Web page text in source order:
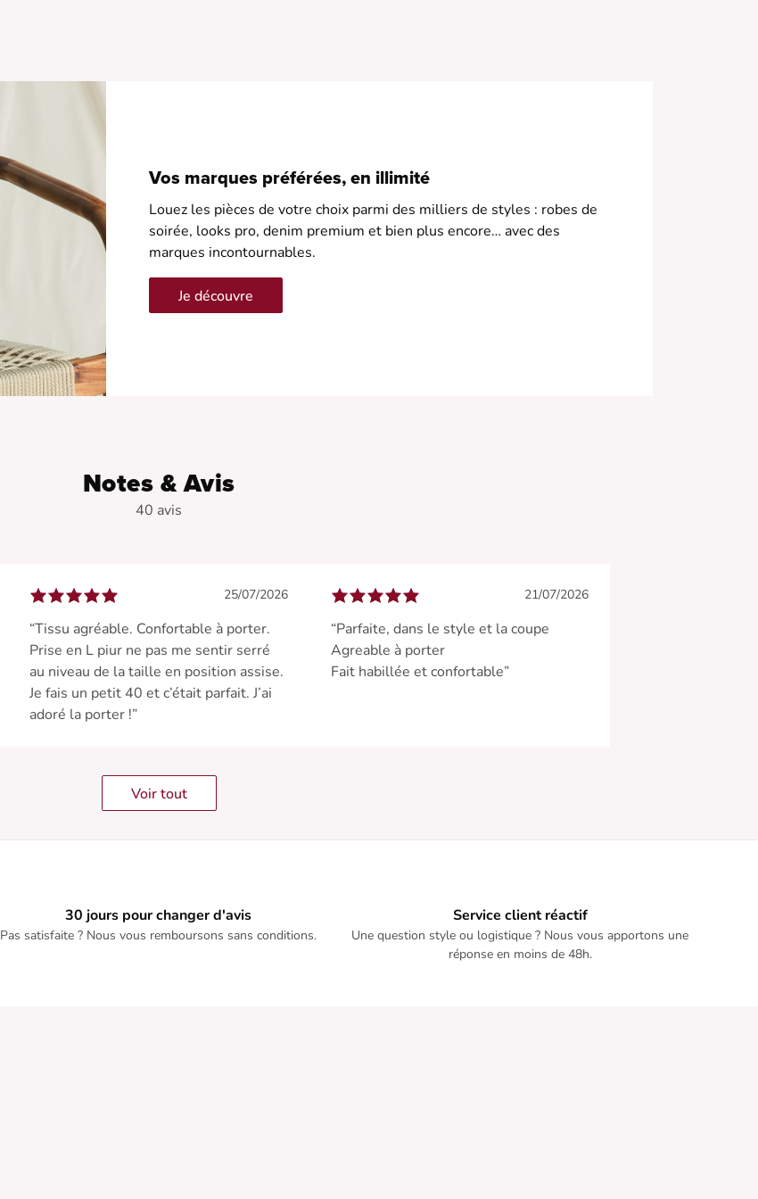
Vos marques préférées, en illimité
Louez les pièces de votre choix parmi des milliers de styles : robes de
soirée, looks pro, denim premium et bien plus encore… avec des
marques incontournables.
Je découvre
Notes & Avis
40 avis
25/07/2026
“Tissu agréable. Confortable à porter.
Prise en L piur ne pas me sentir serré
au niveau de la taille en position assise.
Je fais un petit 40 et c’était parfait. J’ai
adoré la porter !”
21/07/2026
“Parfaite, dans le style et la coupe
Agreable à porter
Fait habillée et confortable”
Voir tout
30 jours pour changer d'avis
Pas satisfaite ? Nous vous remboursons sans conditions.
Service client réactif
Une question style ou logistique ? Nous vous apportons une
réponse en moins de 48h.